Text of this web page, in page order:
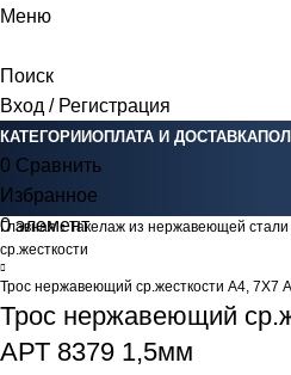
Меню
Поиск
Вход / Регистрация
КАТЕГОРИИОПЛАТА И ДОСТАВКА
0 Сравнить
Избранное
0элемент 0Br
Главная Такелаж из нержавеющей стали
ср.жесткости
Трос нержавеющий ср.жесткости А4, 7Х7
Трос нержавеющий
АРТ 8379 1,5мм